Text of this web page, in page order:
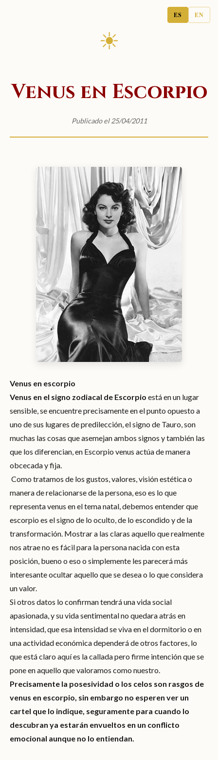
ES EN
☀
Venus en Escorpio
Publicado el 25/04/2011
Venus en escorpio
Venus en el signo zodiacal de Escorpio está en un lugar
sensible, se encuentre precisamente en el punto opuesto a
uno de sus lugares de predilección, el signo de Tauro, son
muchas las cosas que asemejan ambos signos y también las
que los diferencian, en Escorpio venus actúa de manera
obcecada y fija.
Como tratamos de los gustos, valores, visión estética o
manera de relacionarse de la persona, eso es lo que
representa venus en el tema natal, debemos entender que
escorpio es el signo de lo oculto, de lo escondido y de la
transformación. Mostrar a las claras aquello que realmente
nos atrae no es fácil para la persona nacida con esta
posición, bueno o eso o simplemente les parecerá más
interesante ocultar aquello que se desea o lo que considera
un valor.
Si otros datos lo confirman tendrá una vida social
apasionada, y su vida sentimental no quedara atrás en
intensidad, que esa intensidad se viva en el dormitorio o en
una actividad económica dependerá de otros factores, lo
que está claro aquí es la callada pero firme intención que se
pone en aquello que valoramos como nuestro.
Precisamente la posesividad o los celos son rasgos de
venus en escorpio, sin embargo no esperen ver un
cartel que lo indique, seguramente para cuando lo
descubran ya estarán envueltos en un conflicto
emocional aunque no lo entiendan.